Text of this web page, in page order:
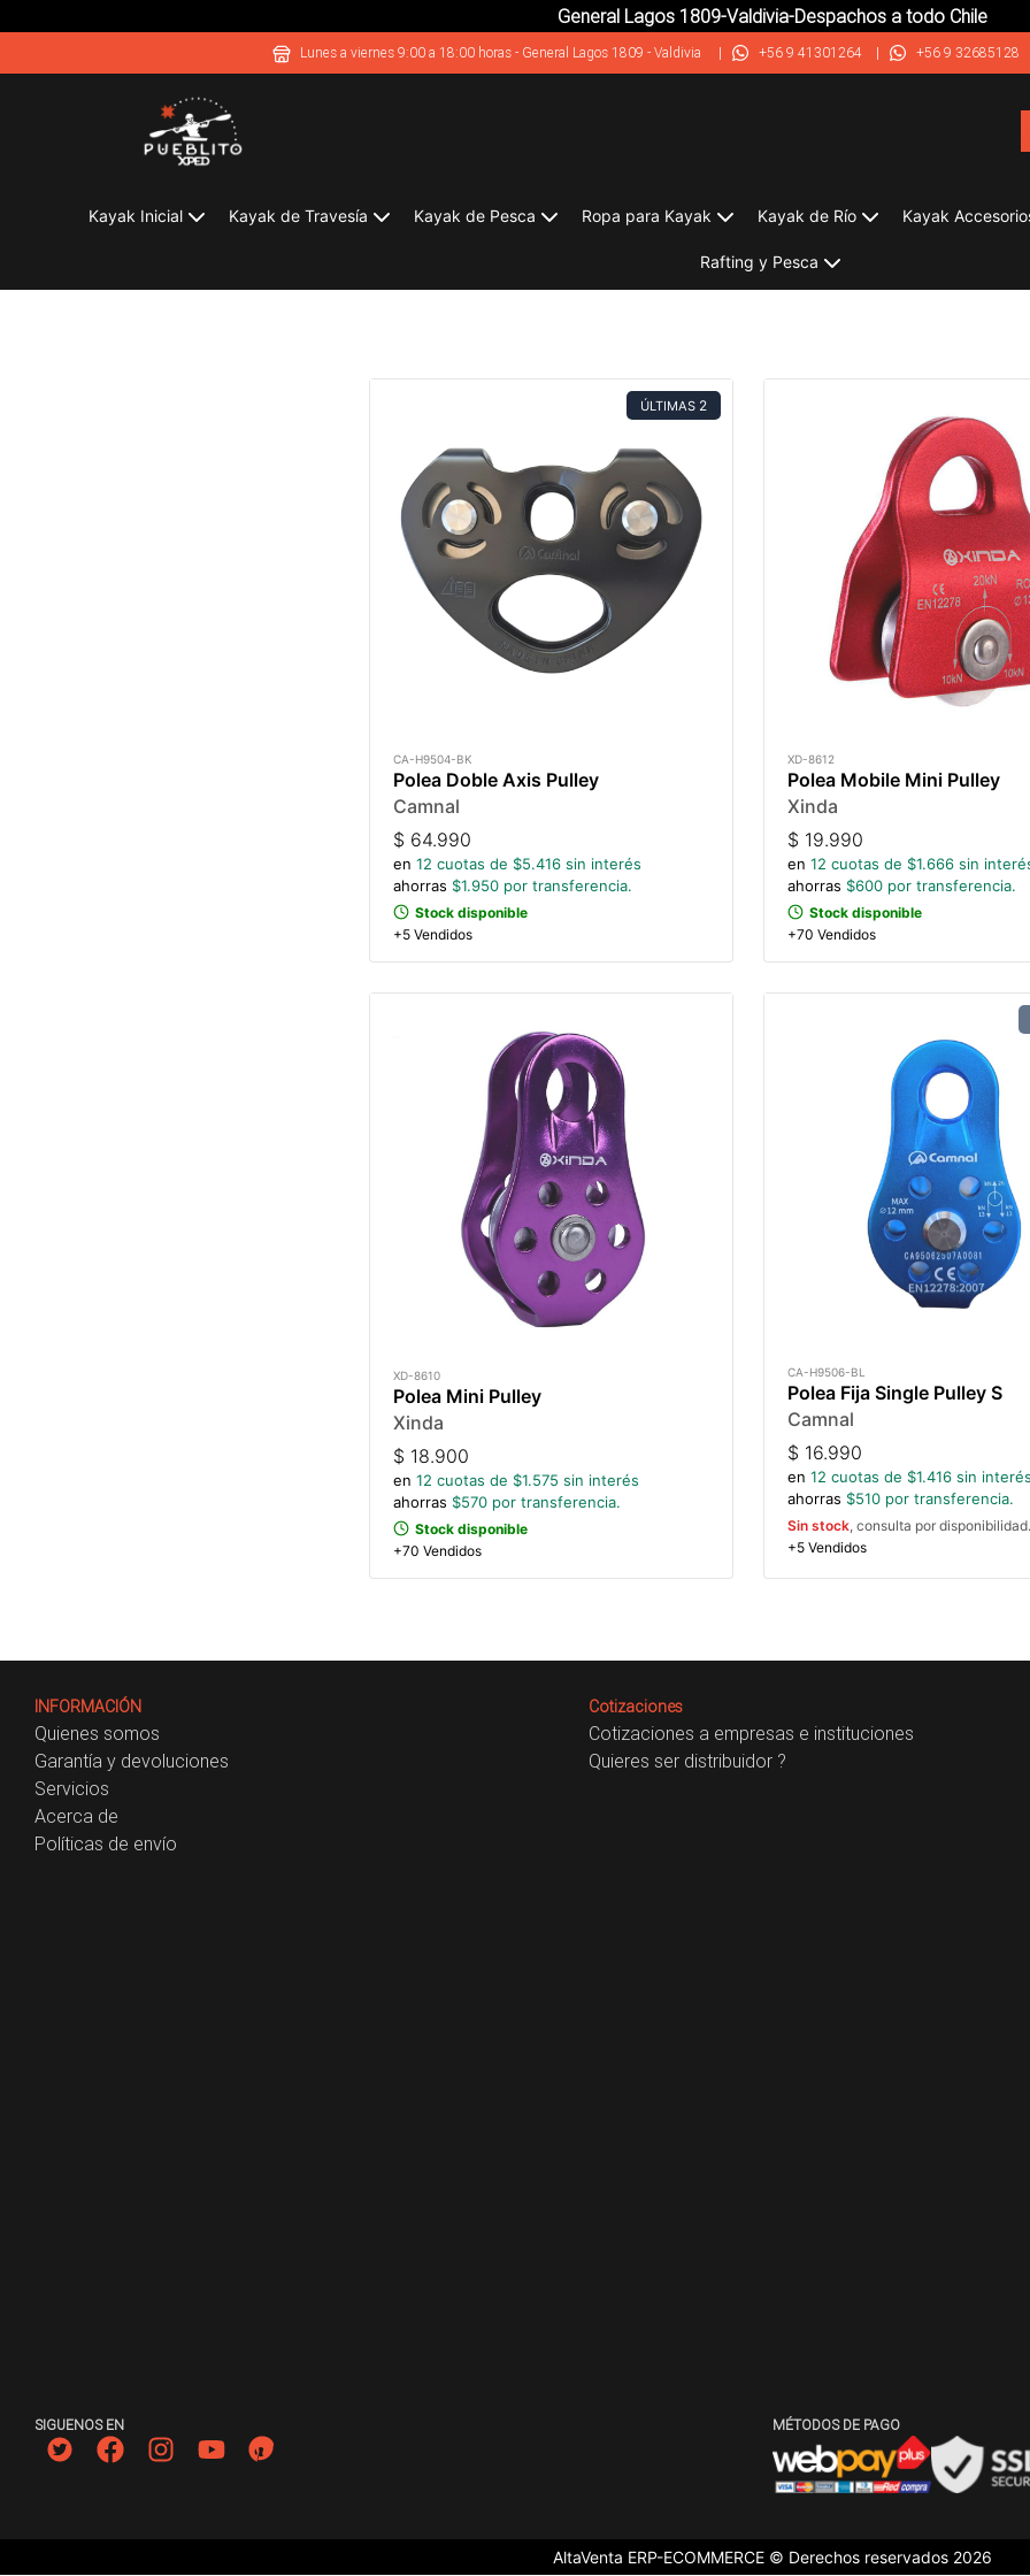
General Lagos 1809-Valdivia-Despachos a todo Chile
Lunes a viernes 9:00 a 18:00 horas - General Lagos 1809 - Valdivia | +56 9 41301264 | +56 9 32685128
Kayak Inicial Kayak de Travesía Kayak de Pesca Ropa para Kayak Kayak de Río Kayak
Rafting y Pesca
ÚLTIMAS 2
CA-H9504-BK
Polea Doble Axis Pulley
Camnal
$ 64.990
en 12 cuotas de $5.416 sin interés
ahorras $1.950 por transferencia.
Stock disponible
+5 Vendidos
XD-8612
Polea Mobile Mini Pulley
Xinda
$ 19.990
en 12 cuotas de $1.666 sin
ahorras $600por transferencia.
Stock disponible
+70 Vendidos
XD-8610
Polea Mini Pulley
Xinda
$ 18.900
en 12 cuotas de $1.575 sin interés
ahorras $570 por transferencia.
Stock disponible
+70 Vendidos
CA-H9506-BL
Polea Fija Single Pulley S
Camnal
$ 16.990
en 12 cuotas de $1.416 sin
ahorras $510por transferencia.
Sin stock, consulta por disponibilidad.
+5 Vendidos
INFORMACIÓN
Quienes somos
Garantía y devoluciones
Servicios
Acerca de
Políticas de envío
Cotizaciones
Cotizaciones a empresas e instituciones
Quieres ser distribuidor ?
SIGUENOS EN MÉTODOS DE PAGO
AltaVenta ERP-ECOMMERCE © Derechos reservados 2026